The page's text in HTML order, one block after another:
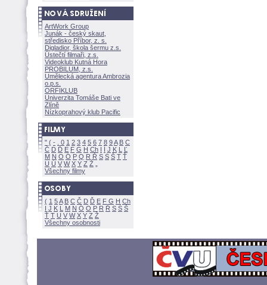
ArtWork Group
Junák - český skaut,
středisko Příbor, z. s.
Digladior, škola šermu z.s.
Ústečtí filmaři, z.s.
Videoklub Kutná Hora
PROBILUM, z.s.
Umělecká agentura Ambrozia
o.p.s.
ORFIKLUB
Univerzita Tomáše Bati ve
Zlíně
Nízkoprahový klub Pacific
" ( - 0 1 2 3 4 5 6 7 8 9A B C
Č D Ď E F G H Ch I Í J K L
Ľ
M N O Ó P Q R Ř S Ś T Ť
U Ú V W X Y Z
Všechny filmy
( 1 5A B C Č D Ď E F G H Ch
I J K L M N Ó O P R Ř S Ś
Ť T U V W X Y Z
Všechny osobnosti